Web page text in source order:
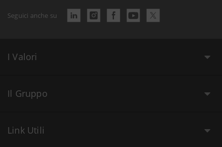
Seguici anche su
I Valori
Il Gruppo
Link Utili